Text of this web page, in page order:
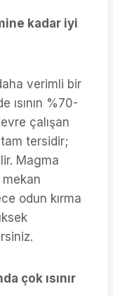
kadar iyi
verimli bir
ısının %70-
çalışan
tersidir;
Magma
mekan
odun kırma
çok ısınır